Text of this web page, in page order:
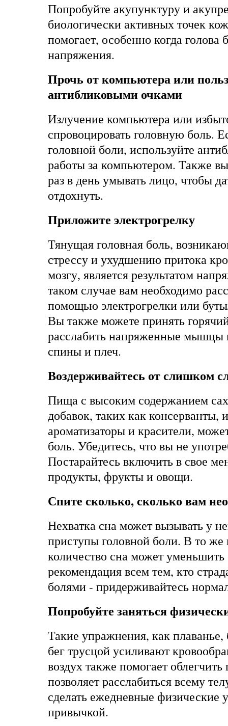
Попробуйте акупунктуру и
биологически активных точек
помогает, особенно когда голова
напряжения.
Прочь от компьютера или
антибликовыми очками
Излучение компьютера или
спровоцировать головную боль.
головной боли, используйте
работы за компьютером. Также
раз в день умывать лицо, чтобы
отдохнуть.
Приложите электрогрелку
Тянущая головная боль,
стрессу и ухудшению притока
мозгу, является результатом
таком случае вам необходимо
помощью электрогрелки или
Вы также можете принять
расслабить напряженные мышцы
спины и плеч.
Воздерживайтесь от слишком
Пища с высоким содержанием
добавок, таких как консерванты,
ароматизаторы и красители,
боль. Убедитесь, что вы не
Постарайтесь включить в свое
продукты, фрукты и овощи.
Спите сколько, сколько вам
Нехватка сна может вызывать у
приступы головной боли. В то же
количество сна может
рекомендация всем тем, кто
болями - придерживайтесь
Попробуйте заняться
Такие упражнения, как плаванье,
бег трусцой усиливают
воздух также помогает
позволяет расслабиться всему
сделать ежедневные физические
привычкой.